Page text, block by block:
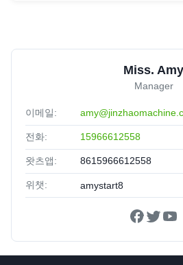
Miss. Amy
Manager
이메일:
전화: 15966612558
왓츠앱: 8615966612558
위챗: amystart8